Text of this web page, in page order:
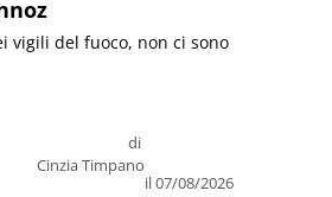
di
Cinzia Timpano
il 07/08/2026
vigili del fuoco, non ci sono